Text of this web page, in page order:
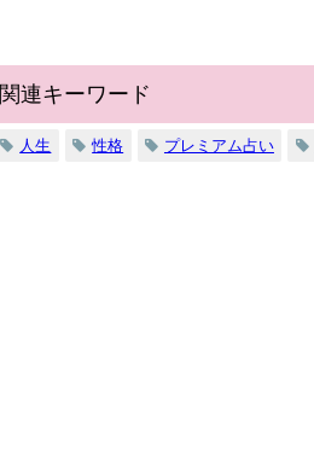
関連キーワード
人生 性格 プレミアム占い